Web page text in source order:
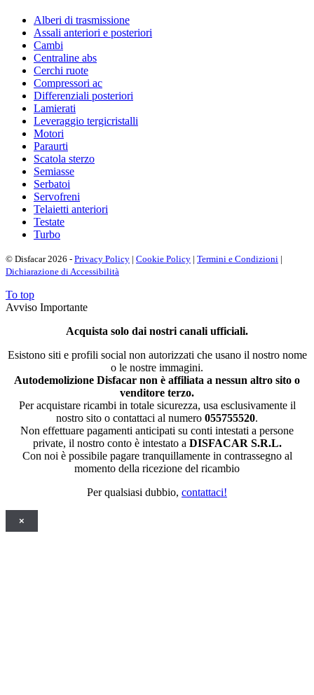
Alberi di trasmissione
Assali anteriori e posteriori
Cambi
Centraline abs
Cerchi ruote
Compressori ac
Differenziali posteriori
Lamierati
Leveraggio tergicristalli
Motori
Paraurti
Scatola sterzo
Semiasse
Serbatoi
Servofreni
Telaietti anteriori
Testate
Turbo
© Disfacar 2026 - Privacy Policy | Cookie Policy | Termini e Condizioni |
Dichiarazione di Accessibilità
To top
Avviso Importante
Acquista solo dai nostri canali ufficiali.
Esistono siti e profili social non autorizzati che usano il nostro nome
o le nostre immagini.
Autodemolizione Disfacar non è affiliata a nessun altro sito o
venditore terzo.
Per acquistare ricambi in totale sicurezza, usa esclusivamente il
nostro sito o contattaci al numero 055755520.
Non effettuare pagamenti anticipati su conti intestati a persone
private, il nostro conto è intestato a DISFACAR S.R.L.
Con noi è possibile pagare tranquillamente in contrassegno al
momento della ricezione del ricambio
Per qualsiasi dubbio, contattaci!
×